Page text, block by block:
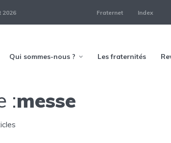
2026 Fraternet Index
Qui sommes-nous ? Les fraternités
:messe